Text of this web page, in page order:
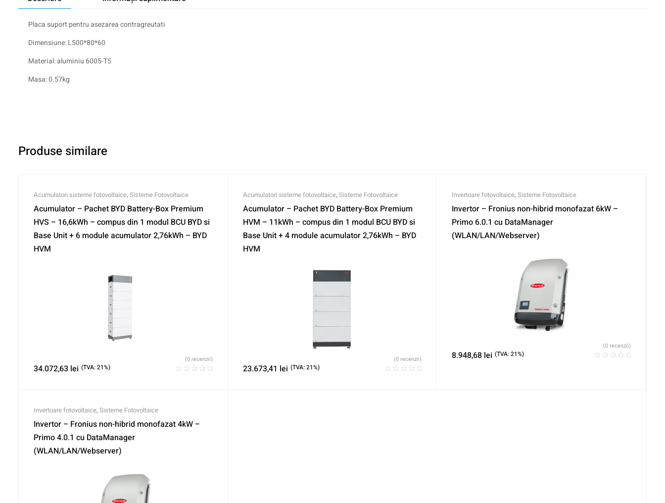
Placa suport pentru asezarea contragreutati
Dimensiune: L500*80*60
Material: aluminiu 6005-T5
Masa: 0.57kg
Produse similare
Acumulatori sisteme fotovoltaice, Sisteme Fotovoltaice
Acumulator – Pachet BYD Battery-Box Premium
HVS – 16,6kWh – compus din 1 modul BCU BYD si
Base Unit + 6 module acumulator 2,76kWh – BYD
HVM
34.072,63 lei (TVA: 21%)
(0 recenzii)
Acumulatori sisteme fotovoltaice, Sisteme Fotovoltaice
Acumulator – Pachet BYD Battery-Box Premium
HVM – 11kWh – compus din 1 modul BCU BYD si
Base Unit + 4 module acumulator 2,76kWh – BYD
HVM
23.673,41 lei (TVA: 21%)
(0 recenzii)
Invertoare fotovoltaice,Sisteme Fotovoltaice
Invertor – Fronius non-hibrid monofazat 6kW –
Primo 6.0.1 cu DataManager
(WLAN/LAN/Webserver)
8.948,68 lei (TVA: 21%)
(0 recenzii)
Invertoare fotovoltaice, Sisteme Fotovoltaice
Invertor – Fronius non-hibrid monofazat 4kW –
Primo 4.0.1 cu DataManager
(WLAN/LAN/Webserver)